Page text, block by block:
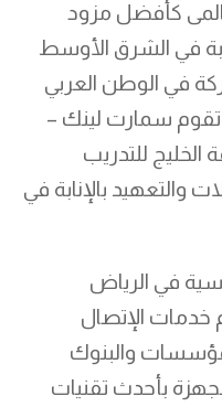
عالمى كأفضل مزود
في الشرق الأوسط
وضمن أقوى 100 شركة في الوطن العربي
تقوم سمارت لينك –
الخليج للتدريب
والتعهيد بالإنابة في
في الرياض
خدمات الإتصال
والبنوك
بأحدث تقنيات